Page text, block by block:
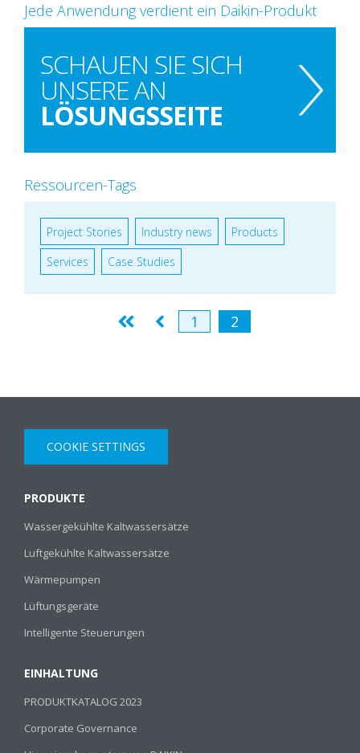
Jede Anwendung verdient ein Daikin-Produkt
SCHAUEN SIE SICH
UNSERE AN
LÖSUNGSSEITE
Ressourcen-Tags
Project Stories Industry news
Products
Services
Case Studies
1 2
COOKIE SETTINGS
PRODUKTE
Wassergekühlte Kaltwassersätze
Luftgekühlte Kaltwassersätze
Wärmepumpen
Lüftungsgeräte
Intelligente Steuerungen
EINHALTUNG
PRODUKTKATALOG 2023
Corporate Governance